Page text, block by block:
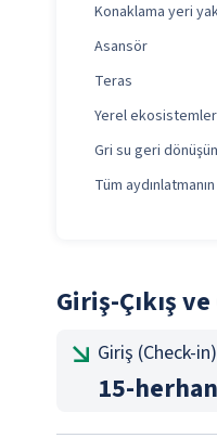
Konaklama yeri
Asansör
Teras
Yerel
Gri su geri
Tüm
Giriş-Çıkış
Giriş (Check-in)
15-